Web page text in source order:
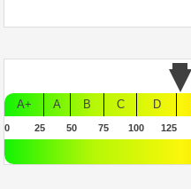
A+
A B C D
0 25 50 75 100 125